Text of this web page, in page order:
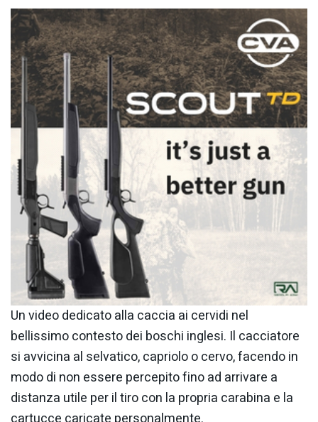
Un video dedicato alla caccia ai cervidi nel
bellissimo contesto dei boschi inglesi. Il cacciatore
si avvicina al selvatico, capriolo o cervo, facendo in
modo di non essere percepito fino ad arrivare a
distanza utile per il tiro con la propria carabina e la